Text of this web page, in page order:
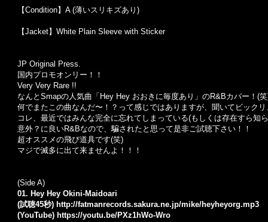
【Condition】A (薄いスリキズあり)
【Jacket】White Plain Sleeve with Sticker
JP Original Press.
国内プロモオンリー！！
Very Very Rare !!
なんとSmapの人気曲「Hey Hey おおきに毎度あり」のR&Bカバー！(
何でまたこの曲なんだ〜！？って感じではありますが、聞いてビック
コレ、最近ではみんな完全に忘れてしまっている(もしくは存在すら
意外？に良いR&Bなので、騙されたと思って是非ご試聴下さい！！
超オススメの飛び道具です(笑)
マジで滅多に出て来ませんよ！！！
(Side A)
01. Hey Hey Okini-Maidoari
(試聴45秒) http://fatmanrecords.sakura.ne.jp/mike/heyheyorg.mp3
(YouTube) https://youtu.be/PXz1hWo-Wro